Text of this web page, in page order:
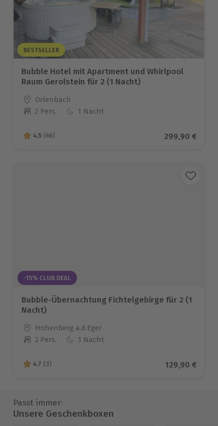
BESTSELLER
Bubble Hotel mit Apartment und Whirlpool
Raum Gerolstein für 2 (1 Nacht)
Standort
Orlenbach
Anzahl der Teilnehmer
2 Pers. 1 Nacht
4.5 von 5 Sternen basierend auf 66 Bewertungen
4.5 (66) Aktueller
299,90 €
-15% CLUB DEAL
Bubble-Übernachtung Fichtelgebirge für 2 (1
Nacht)
Standort
Hohenberg a.d.Eger
Anzahl der Teilnehmer
2 Pers. 1 Nacht
4.7 von 5 Sternen basierend auf 3 Bewertungen
4.7 (3) Aktueller
129,90 €
Passt immer:
Unsere Geschenkboxen